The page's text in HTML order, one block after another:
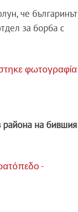
че българинът
за борба с
φωτογραφία
района на бившия
-